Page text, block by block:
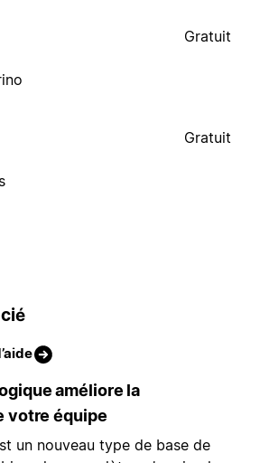
Gratuit
Gratuit
améliore la
votre équipe
un nouveau type de base de